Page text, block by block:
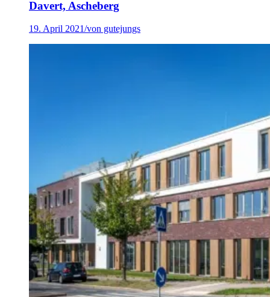
Davert, Ascheberg
19. April 2021/von gutejungs